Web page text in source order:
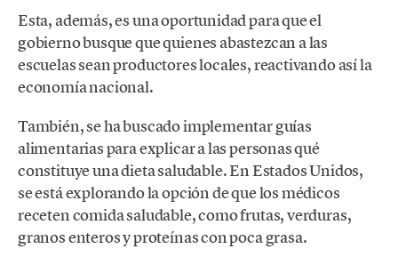
Esta, además, es una oportunidad para que el
gobierno busque que quienes abastezcan a las
escuelas sean productores locales, reactivando así la
economía nacional.
También, se ha buscado implementar guías
alimentarias para explicar a las personas qué
constituye una dieta saludable. En Estados Unidos,
se está explorando la opción de que los médicos
receten comida saludable, como frutas, verduras,
granos enteros y proteínas con poca grasa.